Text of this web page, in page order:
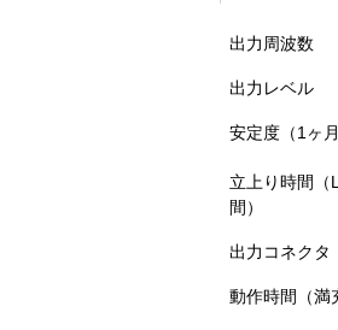
出力周波数
出力レベル
安定度（1ヶ月
立上り時間（
間）
出力コネクタ
動作時間（満